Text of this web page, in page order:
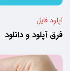
آپلود فایل
فرق آپلود و دانلود